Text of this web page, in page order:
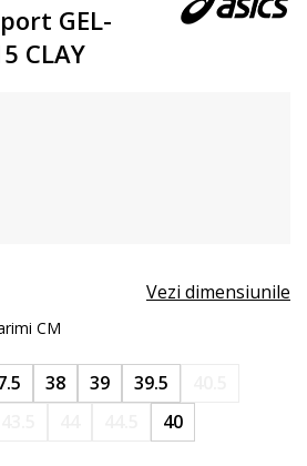
GEL-
CLAY
Vezi dimensiunile
CM
38 39 39.5
40